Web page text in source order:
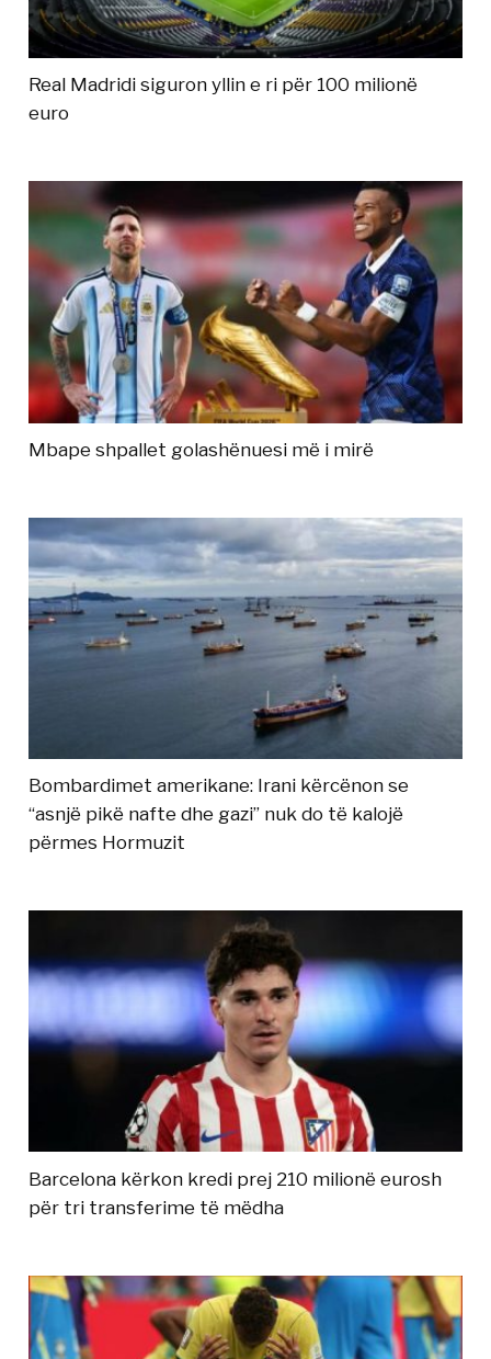
Real Madridi siguron yllin e ri për 100 milionë
euro
Mbape shpallet golashënuesi më i mirë
Bombardimet amerikane: Irani kërcënon se
“asnjë pikë nafte dhe gazi” nuk do të kalojë
përmes Hormuzit
Barcelona kërkon kredi prej 210 milionë eurosh
për tri transferime të mëdha